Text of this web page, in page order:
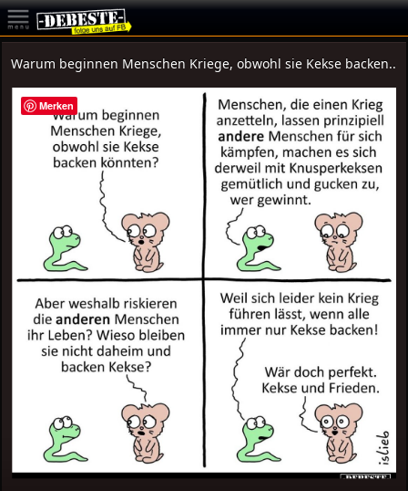
Warum beginnen Menschen Kriege, obwohl sie Kekse backen..
Merken